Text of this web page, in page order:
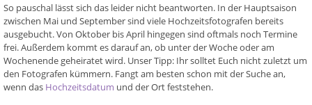
So pauschal lässt sich das leider nicht beantworten. In der Hauptsaison
zwischen Mai und September sind viele Hochzeitsfotografen bereits
ausgebucht. Von Oktober bis April hingegen sind oftmals noch Termine
frei. Außerdem kommt es darauf an, ob unter der Woche oder am
Wochenende geheiratet wird. Unser Tipp: Ihr solltet Euch nicht zuletzt um
den Fotografen kümmern. Fangt am besten schon mit der Suche an,
wenn das Hochzeitsdatum und der Ort feststehen.